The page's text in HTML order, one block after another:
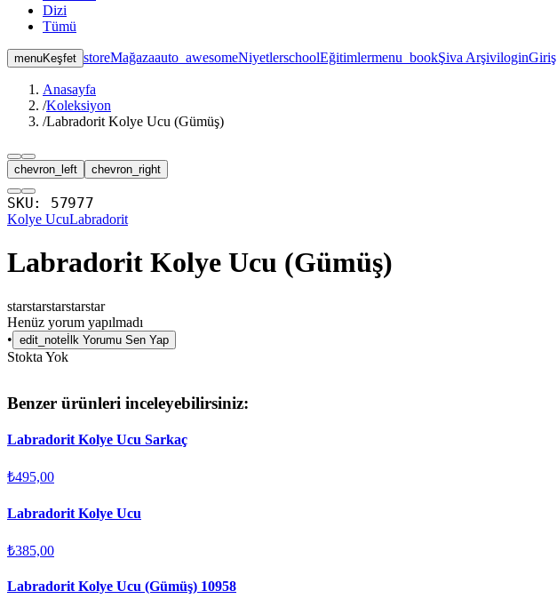
Dizi
Tümü
menuKeşfet storeMağazaauto_awesomeNiyetlerschoolEğitimlermenu_bookŞiva ArşiviloginGiriş
Anasayfa
/Koleksiyon
/Labradorit Kolye Ucu (Gümüş)
chevron_left chevron_right
SKU: 57977
Kolye UcuLabradorit
Labradorit Kolye Ucu (Gümüş)
starstarstarstarstar
Henüz yorum yapılmadı
• edit_note İlk Yorumu Sen Yap
Stokta Yok
Benzer ürünleri inceleyebilirsiniz:
Labradorit Kolye Ucu Sarkaç
₺495,00
Labradorit Kolye Ucu
₺385,00
Labradorit Kolye Ucu (Gümüş) 10958